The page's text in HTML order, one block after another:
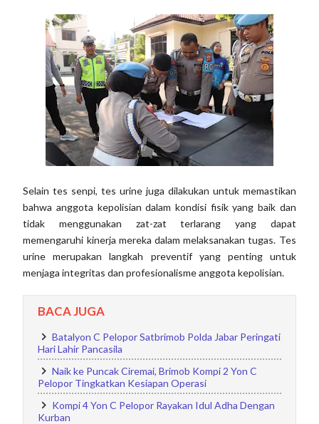
Selain tes senpi, tes urine juga dilakukan untuk memastikan
bahwa anggota kepolisian dalam kondisi fisik yang baik dan
tidak menggunakan zat-zat terlarang yang dapat
memengaruhi kinerja mereka dalam melaksanakan tugas. Tes
urine merupakan langkah preventif yang penting untuk
menjaga integritas dan profesionalisme anggota kepolisian.
BACA JUGA
Batalyon C Pelopor Satbrimob Polda Jabar Peringati
Hari Lahir Pancasila
Naik ke Puncak Ciremai, Brimob Kompi 2 Yon C
Pelopor Tingkatkan Kesiapan Operasi
Kompi 4 Yon C Pelopor Rayakan Idul Adha Dengan
Kurban